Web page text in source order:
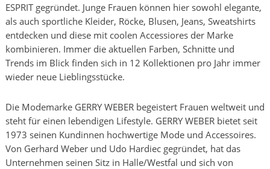
ESPRIT gegründet. Junge Frauen können hier sowohl elegante,
als auch sportliche Kleider, Röcke, Blusen, Jeans, Sweatshirts
entdecken und diese mit coolen Accessiores der Marke
kombinieren. Immer die aktuellen Farben, Schnitte und
Trends im Blick finden sich in 12 Kollektionen pro Jahr immer
wieder neue Lieblingsstücke.
Die Modemarke GERRY WEBER begeistert Frauen weltweit und
steht für einen lebendigen Lifestyle. GERRY WEBER bietet seit
1973 seinen Kundinnen hochwertige Mode und Accessoires.
Von Gerhard Weber und Udo Hardiec gegründet, hat das
Unternehmen seinen Sitz in Halle/Westfal und sich von